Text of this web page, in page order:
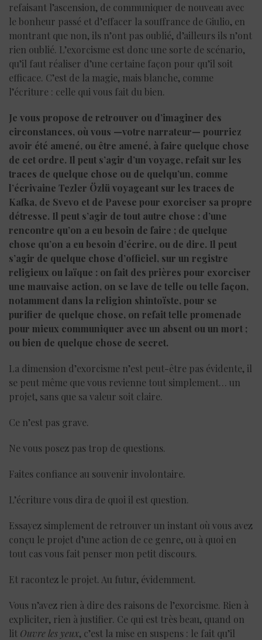
refaisant l’ascension, de communiquer de nouveau avec
le bonheur passé et d’effacer la souffrance de Giulio, en
montrant que non, ils n’ont pas oublié, d’ailleurs ils n’ont
rien oublié. L’exorcisme est donc une sorte de scénario,
qu’il faut réaliser d’une certaine façon pour qu’il soit
efficace. C’est de la magie, mais blanche, comme
l’écriture : celle qui vous fait du bien.
Je vous propose de retrouver ou d’imaginer des
circonstances, où vous —votre narrateur— pourriez
avoir été amené, ou être amené, à faire quelque chose
de cet ordre. Il peut s’agir d’un voyage, refait sur les
traces de quelque chose ou de quelqu’un, comme
l’écrivaine Tezler Özlü voyageant sur les traces de
Kafka, de Svevo et de Pavese pour exorciser sa propre
détresse. Il peut s’agir de tout autre chose : d’une
rencontre qu’on a eu besoin de faire ; de quelque
chose qu’on a eu besoin d’écrire, ou de dire. Il peut
s’agir de quelque chose d’officiel, sur un registre
religieux ou laïque : on fait des prières pour exorciser
une mauvaise action, on se lave de telle ou telle façon,
notamment dans la religion shintoïste, pour se
purifier de quelque chose, on refait telle promenade
pour mieux communiquer avec un absent ou un mort ;
ou bien de quelque chose de secret.
La dimension d’exorcisme n’est peut-être pas évidente, il
se peut même que vous revienne tout simplement… un
projet, sans que sa valeur soit claire.
Ce n’est pas grave.
Ne vous posez pas trop de questions.
Faites confiance au souvenir involontaire.
L’écriture vous dira de quoi il est question.
Essayez simplement de retrouver un instant où vous avez
conçu le projet d’une action de ce genre, ou à quoi en
tout cas vous fait penser mon petit discours.
Et racontez le projet. Au futur, évidemment.
Vous n’avez rien à dire des raisons de l’exorcisme. Rien à
expliciter, rien à justifier. Ce qui est très beau, quand on
lit Ouvre les yeux, c’est la mise en suspens : le fait qu’il